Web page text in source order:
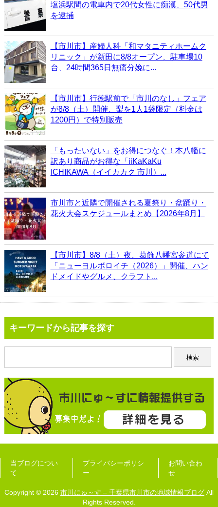
塩浜駅間の電車内で20代女性に痴漢、50代男
を逮捕
【市川市】産婦人科「和マタニティホームク
リニック」が新田に8/8オープン、駐車場10
台、24時間365日無痛分娩に...
【市川市】行徳駅前で「市川のなし」フェア
が8/8（土）開催、梨を1人1袋限定（料金は
1200円）で特別販売
「もったいない」をお得につなぐ！本八幡に
訳あり商品がお得な「iiKaKaKu
ICHIKAWA（イイカカク 市川）...
市川市と近隣で開催される夏祭り・盆踊り・
花火大会スケジュールまとめ【2026年8月】
【市川市】8/8（土）夜、葛飾八幡宮参道にて
「ニューヨルボロイチ（2026）」開催、ハン
ドメイドやグルメ、クラフト...
キーワードから記事を探す
当ブログについ
て
プライバシーポリシ
ー
お問い合わ
せ
Copyright © 2026 市川にゅ～す – 千葉県市川市の地域情報ブログ All
Rights Reserved.